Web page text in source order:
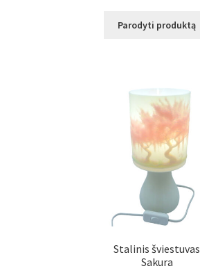
Parodyti produktą
Stalinis šviestuvas
Sakura